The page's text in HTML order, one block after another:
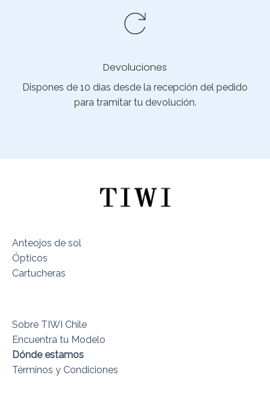
Devoluciones
Dispones de 10 días desde la recepción del pedido
para tramitar tu devolución.
Anteojos de sol
Ópticos
Cartucheras
Sobre TIWI Chile
Encuentra tu Modelo
Dónde estamos
Términos y Condiciones